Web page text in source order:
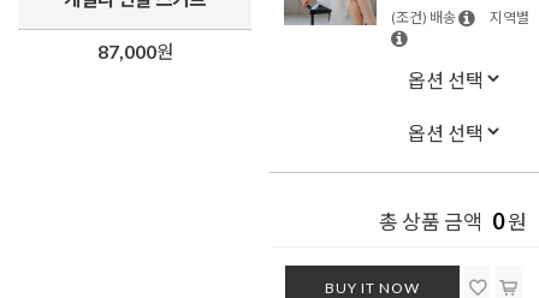
87,000원
(조건) 배송
지역별
총 상품 금액 0원
BUY IT NOW